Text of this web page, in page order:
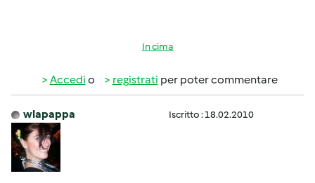
In cima
Accedi o registrati per poter commentare
wlapappa Iscritto : 18.02.2010